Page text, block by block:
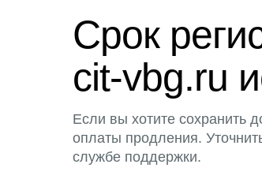
Срок
cit-vbg.ru
Если вы хотите сохранить
оплаты продления.
службе поддержки.